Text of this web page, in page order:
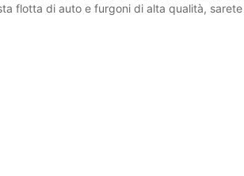
flotta di auto e furgoni di alta qualità,